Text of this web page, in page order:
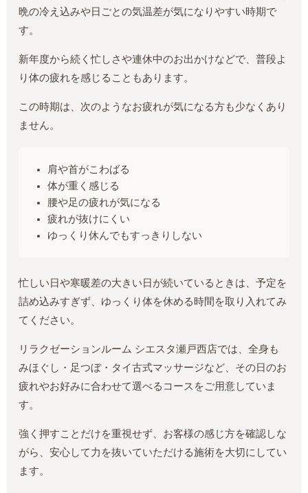
晩の冷え込みや日ごとの気温差が気になりやすい時期で
す。
新年度から続く忙しさや連休中のお出かけなどで、普段よ
り体の疲れを感じることもあります。
この時期は、次のようなお疲れが気になる方も少なくあり
ません。
肩や首がこわばる
体が重く感じる
腰や足の疲れが気になる
疲れが抜けにくい
ゆっくり休んでもすっきりしない
忙しい日や寒暖差の大きい日が続いているときは、予定を
詰め込みすぎず、ゆっくり体を休める時間を取り入れてみ
てください。
リラクゼーションルーム シエスタ瀬戸西店では、全身も
みほぐし・足つぼ・タイ古式マッサージなど、その日のお
疲れやお好みに合わせて選べるコースをご用意していま
す。
強く押すことだけを重視せず、お客様の感じ方を確認しな
がら、安心して力を抜いていただける施術を大切にしてい
ます。